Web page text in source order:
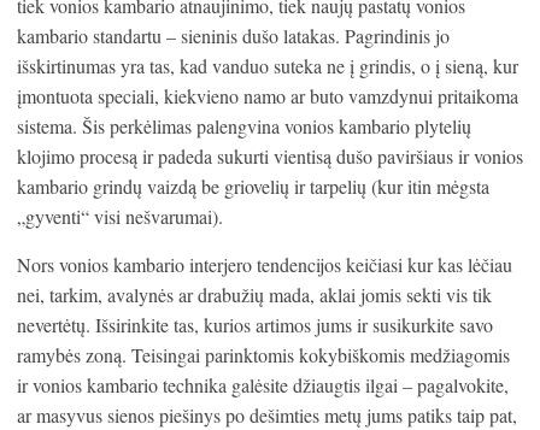
tiek vonios kambario atnaujinimo, tiek naujų pastatų vonios
kambario standartu – sieninis dušo latakas. Pagrindinis jo
išskirtinumas yra tas, kad vanduo suteka ne į grindis, o į sieną, kur
įmontuota speciali, kiekvieno namo ar buto vamzdynui pritaikoma
sistema. Šis perkėlimas palengvina vonios kambario plytelių
klojimo procesą ir padeda sukurti vientisą dušo paviršiaus ir vonios
kambario grindų vaizdą be griovelių ir tarpelių (kur itin mėgsta
„gyventi“ visi nešvarumai).
Nors vonios kambario interjero tendencijos keičiasi kur kas lėčiau
nei, tarkim, avalynės ar drabužių mada, aklai jomis sekti vis tik
nevertėtų. Išsirinkite tas, kurios artimos jums ir susikurkite savo
ramybės zoną. Teisingai parinktomis kokybiškomis medžiagomis
ir vonios kambario technika galėsite džiaugtis ilgai – pagalvokite,
ar masyvus sienos piešinys po dešimties metų jums patiks taip pat,